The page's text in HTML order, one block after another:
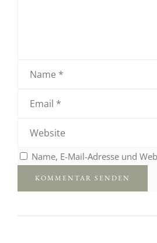
Name, E-Mail-Adresse und